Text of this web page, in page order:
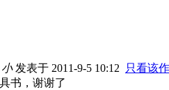
小发表于 2011-9-5 10:12
只看该
书，谢谢了